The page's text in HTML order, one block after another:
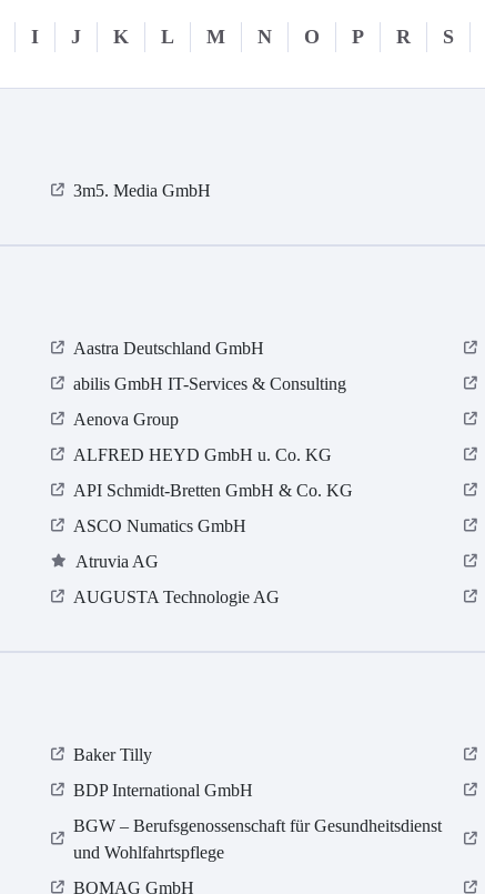
I J K L M N O P R S
3m5. Media GmbH
Aastra Deutschland GmbH
abilis GmbH IT-Services & Consulting
Aenova Group
ALFRED HEYD GmbH u. Co. KG
API Schmidt-Bretten GmbH & Co. KG
ASCO Numatics GmbH
Atruvia AG
AUGUSTA Technologie AG
Baker Tilly
BDP International GmbH
BGW – Berufsgenossenschaft für Gesundheitsdienst
und Wohlfahrtspflege
BOMAG GmbH